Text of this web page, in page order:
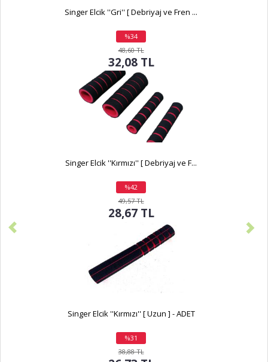
Singer Elcik ''Gri'' [ Debriyaj ve Fren ...
%34
indirim
48,60 TL
32,08 TL
Singer Elcik ''Kırmızı'' [ Debriyaj ve F...
%42
indirim
49,57 TL
28,67 TL
Singer Elcik ''Kırmızı'' [ Uzun ] - ADET
%31
indirim
38,88 TL